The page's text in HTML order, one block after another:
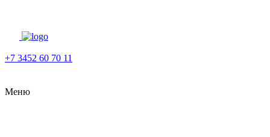
+7 3452 60 70 11
Меню